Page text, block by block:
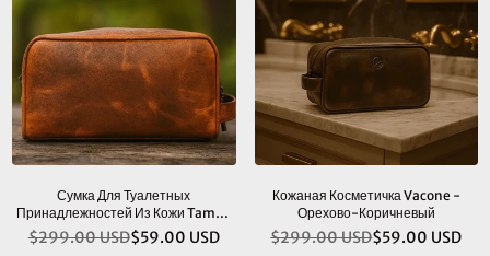
Сумка Для Туалетных
Принадлежностей Из Кожи Tampa
- Карамельно-Коричневого Цвета
Обычная
$299.00 USD$59.00 USD
Кожаная Косметичка Vacone -
Орехово-Коричневый
Обычная
$299.00 USD$59.00 USD